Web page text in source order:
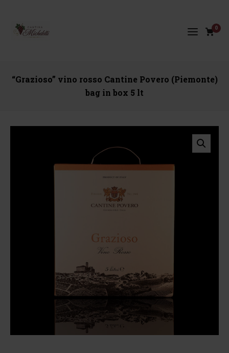
0
“Grazioso” vino rosso Cantine Povero (Piemonte)
bag in box 5 lt